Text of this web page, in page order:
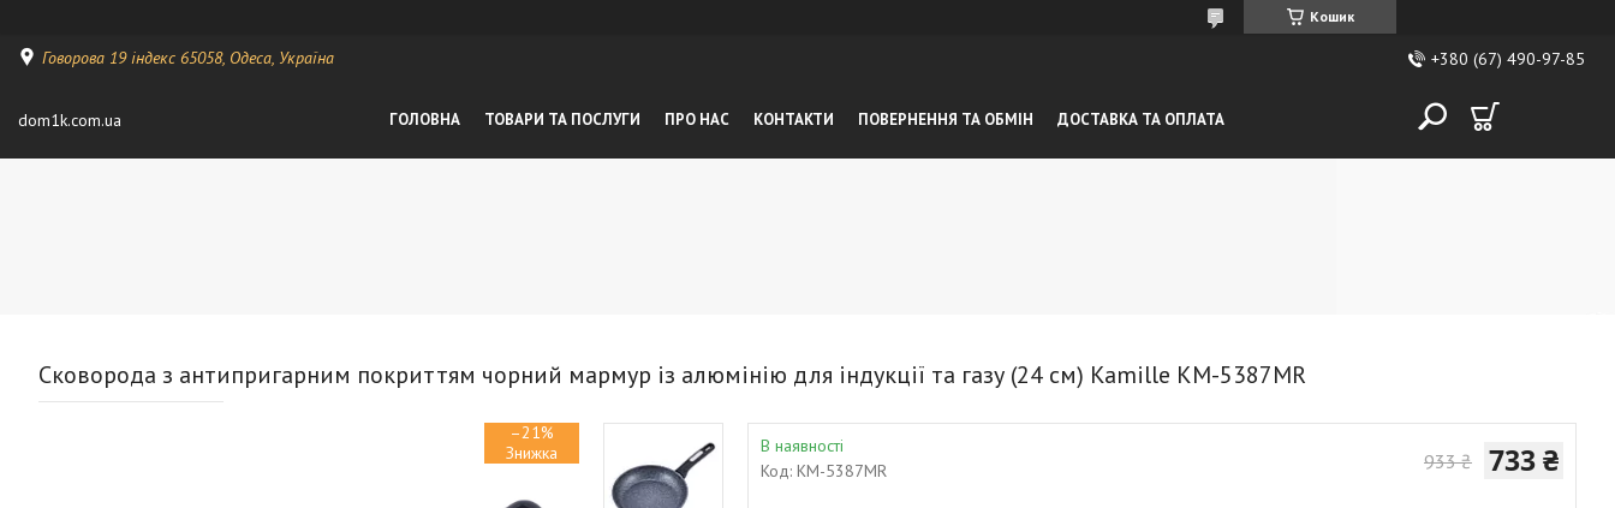
Кошик
Говорова 19 індекс 65058, Одеса, Україна +380 (67) 490-97-85
dom1k.com.ua ГОЛОВНА ТОВАРИ ТА ПОСЛУГИ ПРО НАС КОНТАКТИ ПОВЕРНЕННЯ ТА ОБМIН ДОСТАВКА ТА ОПЛАТА
Сковорода з антипригарним покриттям чорний мармур із алюмінію для індукції та газу (24 см) Kamille KM-5387MR
–21%
В наявності
Код: KM-5387MR 933 ₴ 733 ₴